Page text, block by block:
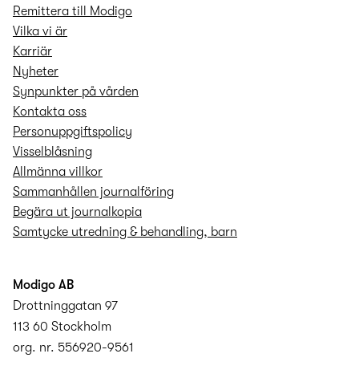
Remittera till Modigo
Vilka vi är
Karriär
Nyheter
Synpunkter på vården
Kontakta oss
Personuppgifts­policy
Visselblåsning
Allmänna villkor
Sammanhållen journalföring
Begära ut journalkopia
Samtycke utredning & behandling, barn
Modigo AB
Drottninggatan 97
113 60 Stockholm
org. nr. 556920-9561